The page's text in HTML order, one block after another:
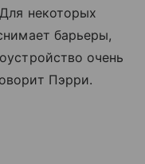
некоторых
барьеры,
очень
Пэрри.